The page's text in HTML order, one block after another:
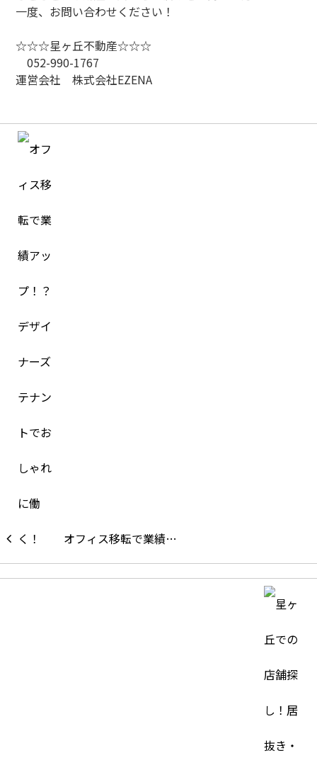
一度、お問い合わせください！
☆☆☆星ヶ丘不動産☆☆☆
052-990-1767
運営会社 株式会社EZENA
オフィス移転で業績…